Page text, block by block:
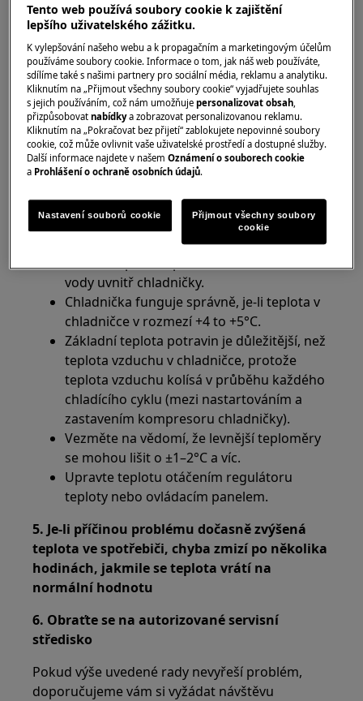
Chladnička
Chladnička s mrazničkou
Řešení:
1. Zkontrolujte, zda nebyl odpojen přívod
napájení do výrobku
2. Nenechávejte dveře otevřené na delší dobu
3. Zkontrolujte, že jsou dvířka trouby plně
zavřená
4. Zkontrolujte, zda spotřebič správně chladí
vody uvnitř chladničky.
Chladnička funguje správně, je-li teplota v
chladničce v rozmezí +4 to +5°C.
Základní teplota potravin je důležitější, než
teplota vzduchu v chladničce, protože
teplota vzduchu kolísá v průběhu každého
chladícího cyklu (mezi nastartováním a
zastavením kompresoru chladničky).
Vezměte na vědomí, že levnější teploměry
se mohou lišit o ±1–2°C a víc.
Upravte teplotu otáčením regulátoru
teploty nebo ovládacím panelem.
5. Je-li příčinou problému dočasně zvýšená
teplota ve spotřebiči, chyba zmizí po několika
hodinách, jakmile se teplota vrátí na
normální hodnotu
6. Obraťte se na autorizované servisní
středisko
Pokud výše uvedené rady nevyřeší problém,
doporučujeme vám si vyžádat návštěvu
Tento web používá soubory cookie k zajištění
lepšího uživatelského zážitku.
K vylepšování našeho webu a k propagačním a marketingovým účelům
používáme soubory cookie. Informace o tom, jak náš web používáte,
sdílíme také s našimi partnery pro sociální média, reklamu a analytiku.
Kliknutím na „Přijmout všechny soubory cookie“ vyjadřujete souhlas
s jejich používáním, což nám umožňujepersonalizovat obsah
přizpůsobovatnabídkya zobrazovat personalizovanou reklamu.
Kliknutím na „Pokračovat bez přijetí“ zablokujete nepovinné soubory
cookie, což může ovlivnit vaše uživatelské prostředí a dostupné služby.
Další informace najdete v našemOznámení o souborech cookie
a Prohlášení o ochraně osobních údajů.
Nastavení souborů cookie
Přijmout všechny soubory
cookie